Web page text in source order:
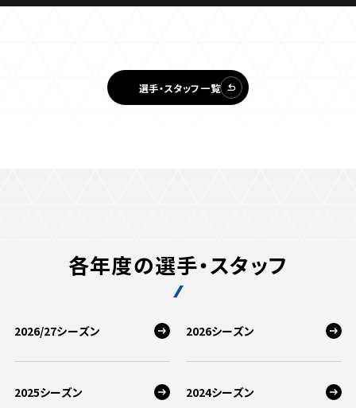
選手・スタッフ一覧
各年度の選手・スタッフ
2026/27シーズン 2026シーズン
2025シーズン 2024シーズン